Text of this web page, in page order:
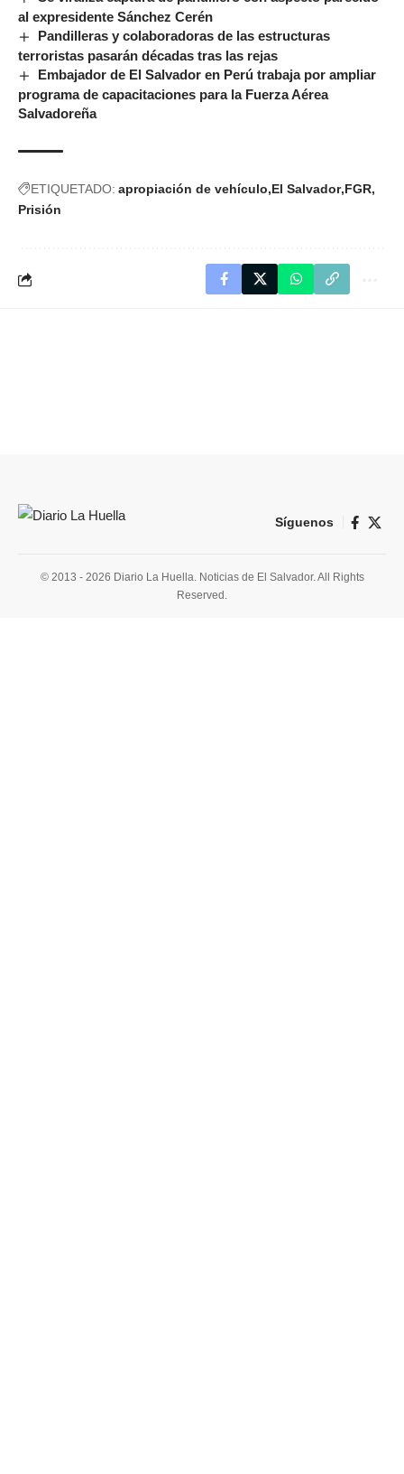
al expresidente Sánchez Cerén
Pandilleras y colaboradoras de las estructuras
terroristas pasarán décadas tras las rejas
Embajador de El Salvador en Perú trabaja por ampliar
programa de capacitaciones para la Fuerza Aérea
Salvadoreña
ETIQUETADO: apropiación de vehículo El Salvador FGR
Prisión
Síguenos
© 2013 - 2026 Diario La Huella. Noticias de El Salvador. All Rights
Reserved.